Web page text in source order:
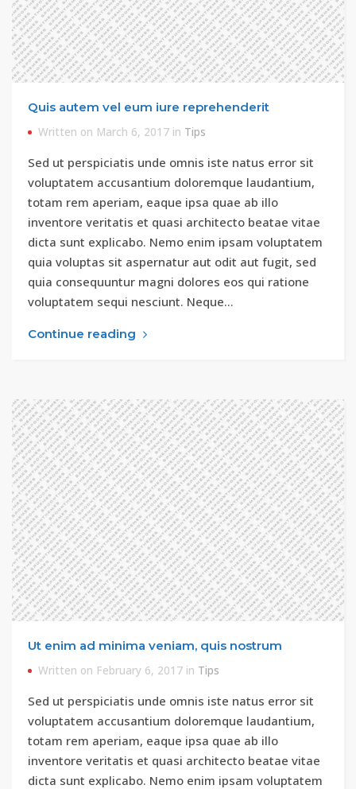
Quis autem vel eum iure reprehenderit
Written on March 6, 2017 in Tips
Sed ut perspiciatis unde omnis iste natus error sit
voluptatem accusantium doloremque laudantium,
totam rem aperiam, eaque ipsa quae ab illo
inventore veritatis et quasi architecto beatae vitae
dicta sunt explicabo. Nemo enim ipsam voluptatem
quia voluptas sit aspernatur aut odit aut fugit, sed
quia consequuntur magni dolores eos qui ratione
voluptatem sequi nesciunt. Neque…
Continue reading
Ut enim ad minima veniam, quis nostrum
Written on February 6, 2017 in Tips
Sed ut perspiciatis unde omnis iste natus error sit
voluptatem accusantium doloremque laudantium,
totam rem aperiam, eaque ipsa quae ab illo
inventore veritatis et quasi architecto beatae vitae
dicta sunt explicabo. Nemo enim ipsam voluptatem